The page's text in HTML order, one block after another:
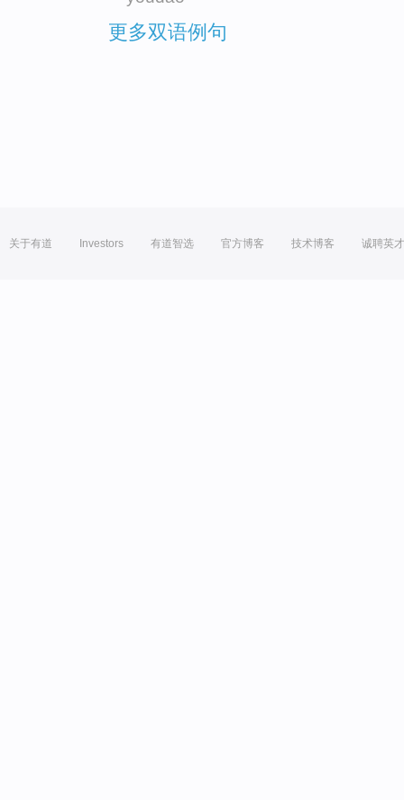
更多双语例句
关于有道 Investors 有道智选 官方博客 技术博客 诚聘英才